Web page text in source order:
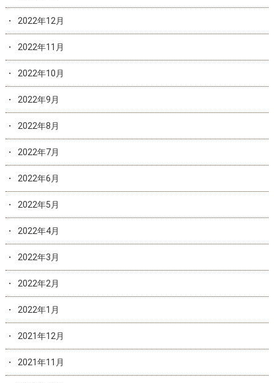
2022年12月
2022年11月
2022年10月
2022年9月
2022年8月
2022年7月
2022年6月
2022年5月
2022年4月
2022年3月
2022年2月
2022年1月
2021年12月
2021年11月